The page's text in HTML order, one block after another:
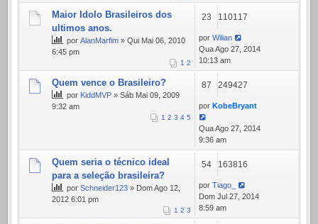
Maior Idolo Brasileiros dos
ultimos anos.
por AlanMarfim » Qui Mai 06, 2010
6:45 pm
1 2
23 110117
por Wilian
Qua Ago 27, 2014
10:13 am
Quem vence o Brasileiro?
por KiddMVP » Sáb Mai 09, 2009
9:32 am
1 2 3 4 5
87 249427
por KobeBryant
Qua Ago 27, 2014
9:36 am
Quem seria o técnico ideal
para a seleção brasileira?
por Schneider123 » Dom Ago 12,
2012 6:01 pm
1 2 3
54 163816
por Tiago_
Dom Jul 27, 2014
8:59 am